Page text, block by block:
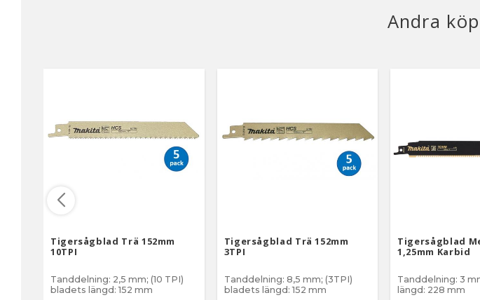
Andra
Tigersågblad Trä 152mm
10TPI
Tanddelning: 2,5 mm; (10 TPI)
bladets längd: 152 mm
Tigersågblad Trä 152mm
3TPI
Tanddelning: 8,5 mm; (3TPI)
bladets längd: 152 mm
Tigersågblad
1,25mm Karbid
Tanddelning: 3
längd: 228 mm